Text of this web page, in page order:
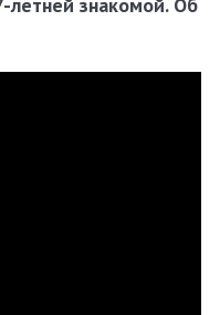
летней знакомой. Об